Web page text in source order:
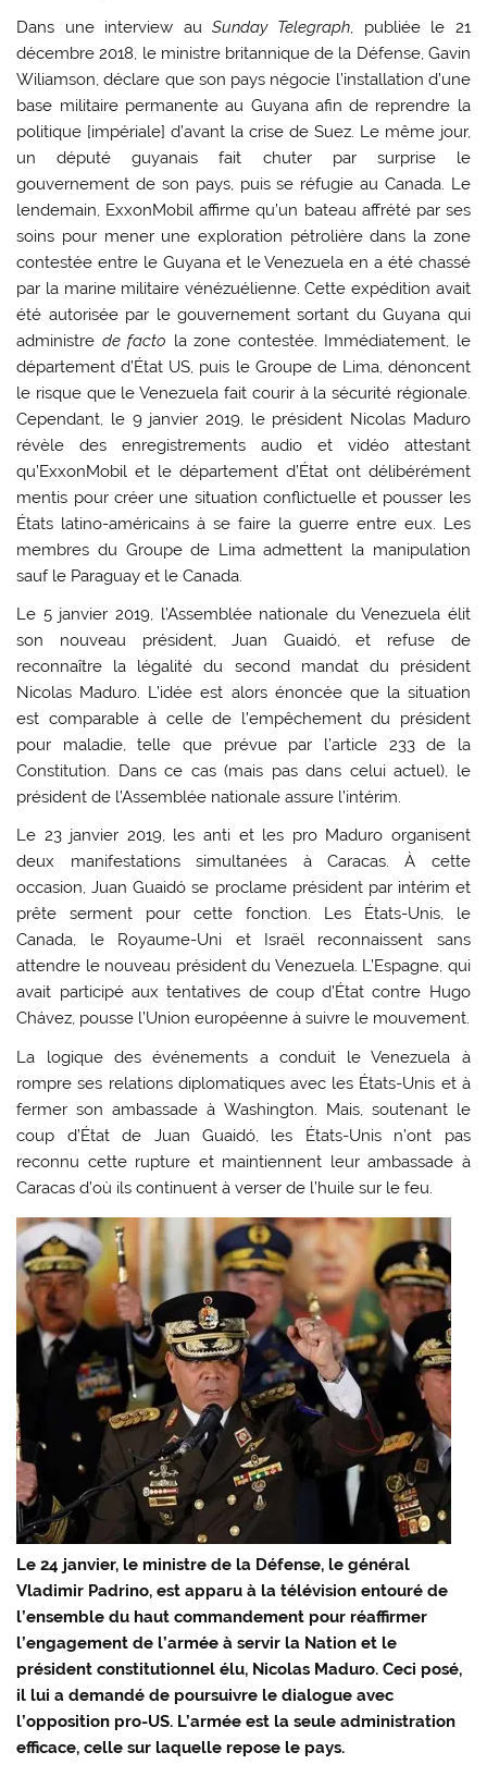
Dans une interview au Sunday Telegraph , publiée le 21
décembre 2018, le ministre britannique de la Défense, Gavin
Wiliamson, déclare que son pays négocie l’installation d’une
base militaire permanente au Guyana afin de reprendre la
politique [impériale] d’avant la crise de Suez. Le même jour,
un député guyanais fait chuter par surprise le
gouvernement de son pays, puis se réfugie au Canada. Le
lendemain, ExxonMobil affirme qu’un bateau affrété par ses
soins pour mener une exploration pétrolière dans la zone
contestée entre le Guyana et le Venezuela en a été chassé
par la marine militaire vénézuélienne. Cette expédition avait
été autorisée par le gouvernement sortant du Guyana qui
administre de facto la zone contestée. Immédiatement, le
département d’État US, puis le Groupe de Lima, dénoncent
le risque que le Venezuela fait courir à la sécurité régionale.
Cependant, le 9 janvier 2019, le président Nicolas Maduro
révèle des enregistrements audio et vidéo attestant
qu’ExxonMobil et le département d’État ont délibérément
mentis pour créer une situation conflictuelle et pousser les
États latino-américains à se faire la guerre entre eux. Les
membres du Groupe de Lima admettent la manipulation
sauf le Paraguay et le Canada.
Le 5 janvier 2019, l’Assemblée nationale du Venezuela élit
son nouveau président, Juan Guaidó, et refuse de
reconnaître la légalité du second mandat du président
Nicolas Maduro. L’idée est alors énoncée que la situation
est comparable à celle de l’empêchement du président
pour maladie, telle que prévue par l’article 233 de la
Constitution. Dans ce cas (mais pas dans celui actuel), le
président de l’Assemblée nationale assure l’intérim.
Le 23 janvier 2019, les anti et les pro Maduro organisent
deux manifestations simultanées à Caracas. À cette
occasion, Juan Guaidó se proclame président par intérim et
prête serment pour cette fonction. Les États-Unis, le
Canada, le Royaume-Uni et Israël reconnaissent sans
attendre le nouveau président du Venezuela. L’Espagne, qui
avait participé aux tentatives de coup d’État contre Hugo
Chávez, pousse l’Union européenne à suivre le mouvement.
La logique des événements a conduit le Venezuela à
rompre ses relations diplomatiques avec les États-Unis et à
fermer son ambassade à Washington. Mais, soutenant le
coup d’État de Juan Guaidó, les États-Unis n’ont pas
reconnu cette rupture et maintiennent leur ambassade à
Caracas d’où ils continuent à verser de l’huile sur le feu.
Le 24 janvier, le ministre de la Défense, le général
Vladimir Padrino, est apparu à la télévision entouré de
l’ensemble du haut commandement pour réaffirmer
l’engagement de l’armée à servir la Nation et le
président constitutionnel élu, Nicolas Maduro. Ceci posé,
il lui a demandé de poursuivre le dialogue avec
l’opposition pro-US. L’armée est la seule administration
efficace, celle sur laquelle repose le pays.